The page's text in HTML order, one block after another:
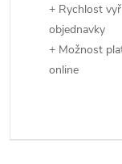
+ Rychlost
objednavky
+ Možnost
online